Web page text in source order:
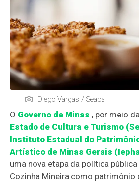
Diego Vargas / Seapa
O Governo de Minas , por meio
Estado de Cultura e Turismo
Instituto Estadual do
Artístico de Minas Gerais
uma nova etapa da política
Cozinha Mineira como patrimônio